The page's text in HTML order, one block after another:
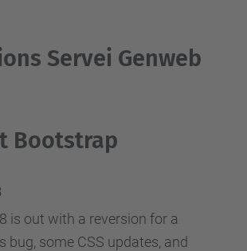
Servei Genweb
Bootstrap
is out with a reversion for a
bug, some CSS updates, and